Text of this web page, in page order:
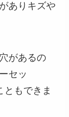
ありキズや
があるの
セッ
ともできま